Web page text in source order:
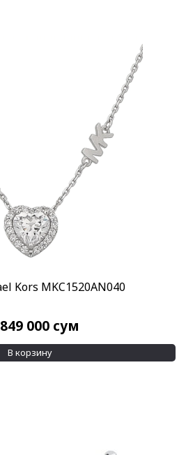
Kors MKC1520AN040
000 сум
В корзину